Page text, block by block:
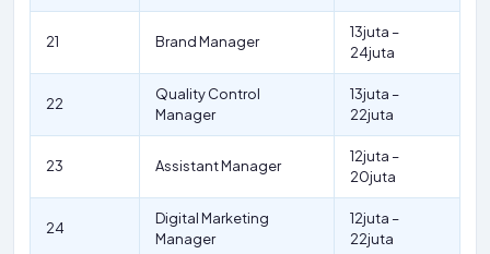
21 Brand Manager
13juta –
24juta
22
Quality Control
Manager
13juta –
22juta
23 Assistant Manager
12juta –
20juta
24
Digital Marketing
Manager
12juta –
22juta